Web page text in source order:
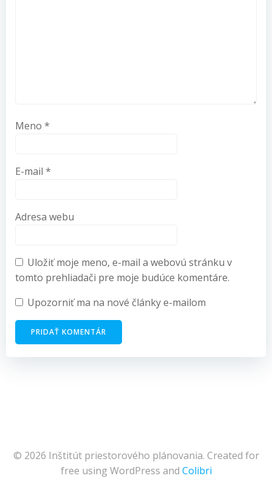
Meno *
E-mail *
Adresa webu
Uložiť moje meno, e-mail a webovú stránku v
tomto prehliadači pre moje budúce komentáre.
Upozorniť ma na nové články e-mailom
© 2026 Inštitút priestorového plánovania. Created for
free using WordPress and Colibri